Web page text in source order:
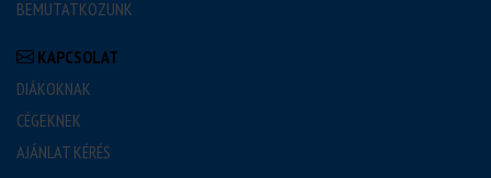
BEMUTATKOZUNK
KAPCSOLAT
DIÁKOKNAK
CÉGEKNEK
AJÁNLAT KÉRÉS